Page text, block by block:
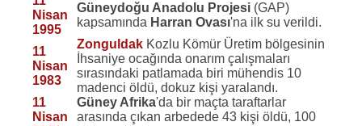
Nisan
1995
Güneydoğu Anadolu Projesi (GAP)
kapsamında Harran Ovası'na ilk su verildi.
11
Nisan
1983
Zonguldak Kozlu Kömür Üretim bölgesinin
İhsaniye ocağında onarım çalışmaları
sırasındaki patlamada biri mühendis 10
madenci öldü, dokuz kişi yaralandı.
11
Nisan
Güney Afrika'da bir maçta taraftarlar
arasında çıkan arbedede 43 kişi öldü, 100